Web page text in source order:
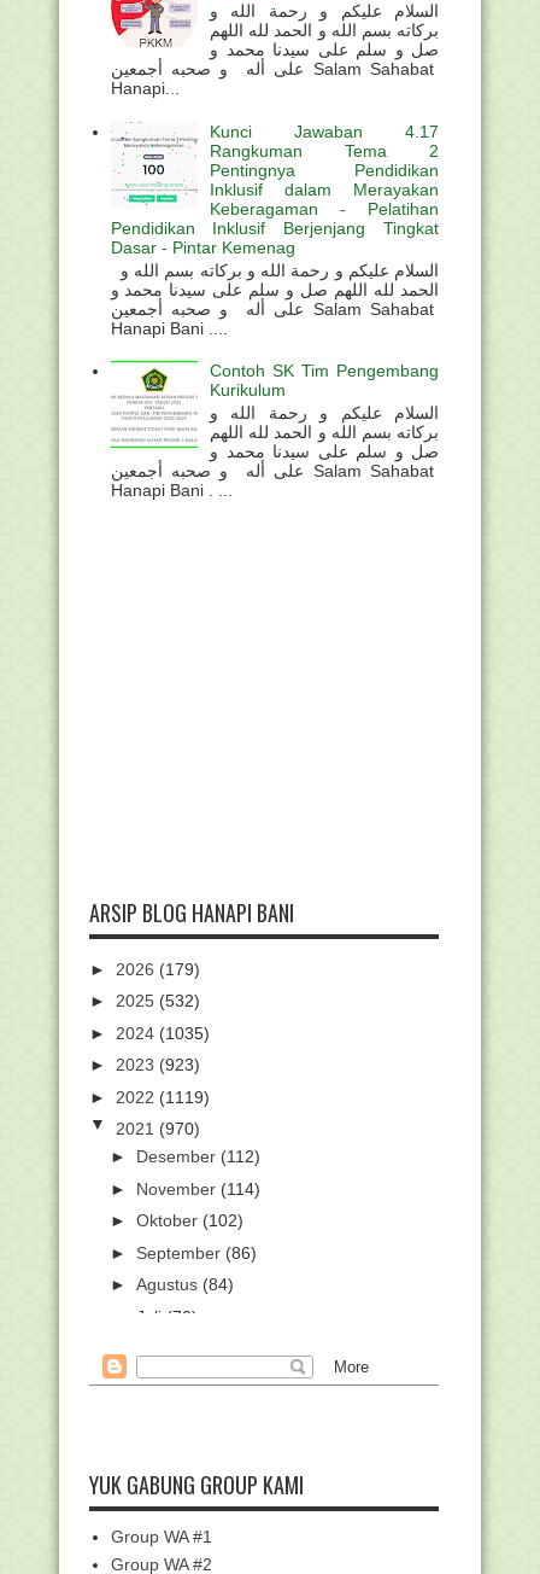
السلام عليكم و رحمة الله و
بركاته بسم الله و الحمد لله اللهم
صل و سلم على سيدنا محمد و
على أله و صحبه أجمعين Salam Sahabat
Hanapi...
Kunci Jawaban 4.17
Rangkuman Tema 2
Pentingnya Pendidikan
Inklusif dalam Merayakan
Keberagaman - Pelatihan
Pendidikan Inklusif Berjenjang Tingkat
Dasar - Pintar Kemenag
الحمد لله اللهم صل و سلم على سيدنا محمد و
على أله و صحبه أجمعين Salam Sahabat
Hanapi Bani ....
Contoh SK Tim Pengembang
Kurikulum
السلام عليكم و رحمة الله و
بركاته بسم الله و الحمد لله اللهم
صل و سلم على سيدنا محمد و
على أله و صحبه أجمعين Salam Sahabat
Hanapi Bani . ...
ARSIP BLOG HANAPI BANI
► 2026 (179)
► 2025 (532)
► 2024 (1035)
► 2023 (923)
► 2022 (1119)
▼ 2021 (970)
► Desember (112)
► November (114)
► Oktober (102)
► September (86)
► Agustus (84)
Juli (70)
►Mei(66)
►Februari(71)
▼Januari(74)
Unduh Pengumuman Hasil Seleksi
Tahap I Calon Penyu...
YUK GABUNG GROUP KAMI
Group WA #1
Group WA #2